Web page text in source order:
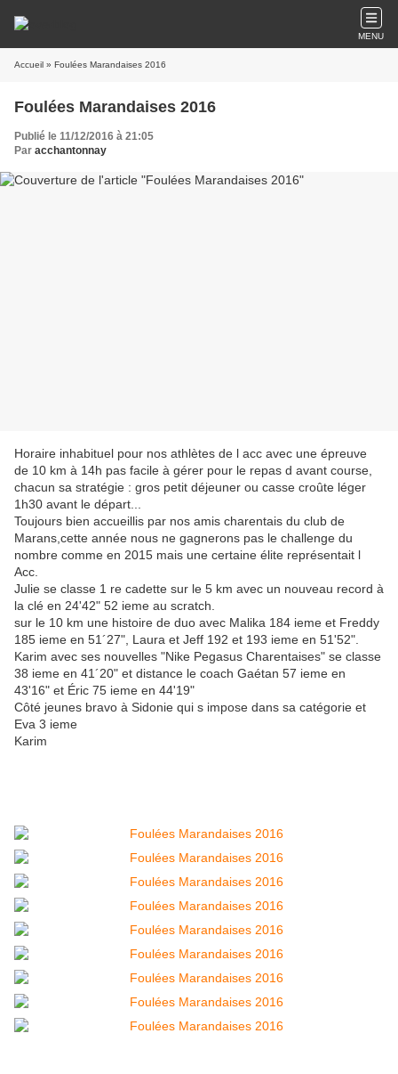
MENU
Accueil » Foulées Marandaises 2016
Foulées Marandaises 2016
Publié le 11/12/2016 à 21:05
Par acchantonnay
Horaire inhabituel pour nos athlètes de l acc avec une épreuve
de 10 km à 14h pas facile à gérer pour le repas d avant course,
chacun sa stratégie : gros petit déjeuner ou casse croûte léger
1h30 avant le départ...
Toujours bien accueillis par nos amis charentais du club de
Marans,cette année nous ne gagnerons pas le challenge du
nombre comme en 2015 mais une certaine élite représentait l
Acc.
Julie se classe 1 re cadette sur le 5 km avec un nouveau record à
la clé en 24'42" 52 ieme au scratch.
sur le 10 km une histoire de duo avec Malika 184 ieme et Freddy
185 ieme en 51´27", Laura et Jeff 192 et 193 ieme en 51'52".
Karim avec ses nouvelles "Nike Pegasus Charentaises" se classe
38 ieme en 41´20" et distance le coach Gaétan 57 ieme en
43'16" et Éric 75 ieme en 44'19"
Côté jeunes bravo à Sidonie qui s impose dans sa catégorie et
Eva 3 ieme
Karim